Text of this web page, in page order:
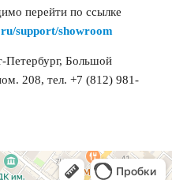
перейти по ссылке
support/showroom
Петербург, Большой
208, тел. +7 (812) 981-